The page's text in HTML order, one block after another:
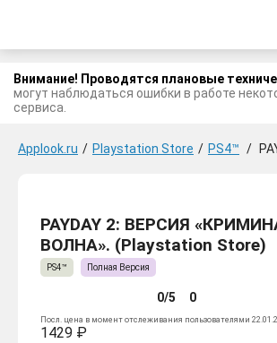
Внимание! Проводятся плановые
могут наблюдаться ошибки в работе
сервиса.
Applook.ru / Playstation Store / PS4™ /
PAYDAY 2: ВЕРСИЯ
ВОЛНА». (Playstation Store)
PS4™ Полная Версия
0/5 0
Посл. цена в момент отслеживания пользователями
1429 ₽